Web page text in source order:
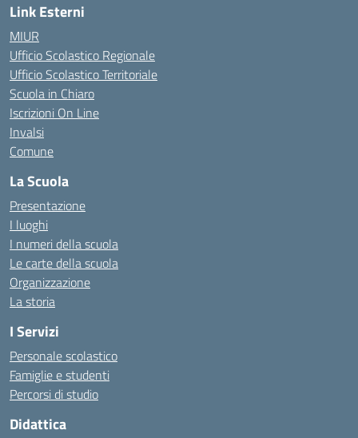
Link Esterni
MIUR
Ufficio Scolastico Regionale
Ufficio Scolastico Territoriale
Scuola in Chiaro
Iscrizioni On Line
Invalsi
Comune
La Scuola
Presentazione
I luoghi
I numeri della scuola
Le carte della scuola
Organizzazione
La storia
I Servizi
Personale scolastico
Famiglie e studenti
Percorsi di studio
Didattica